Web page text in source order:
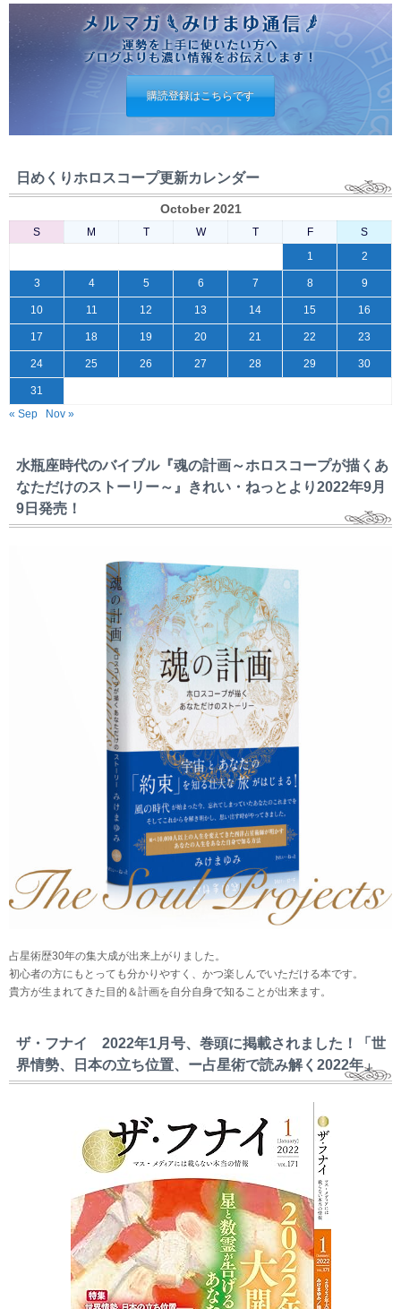
購読登録はこちらです
日めくりホロスコープ更新カレンダー
October 2021
S M T W T F
S
1
2
3 4 5 6 7 8 9
10 11 12 13 14 15 16
17 18 19 20 21 22 23
24 25 26 27 28 29 30
31
« Sep
Nov »
水瓶座時代のバイブル『魂の計画～ホロスコープが描くあ
なただけのストーリー～』きれい・ねっとより2022年9月
9日発売！
占星術歴30年の集大成が出来上がりました。
初心者の方にもとっても分かりやすく、かつ楽しんでいただける本です。
貴方が生まれてきた目的＆計画を自分自身で知ることが出来ます。
ザ・フナイ 2022年1月号、巻頭に掲載されました！「世
界情勢、日本の立ち位置、ー占星術で読み解く2022年」